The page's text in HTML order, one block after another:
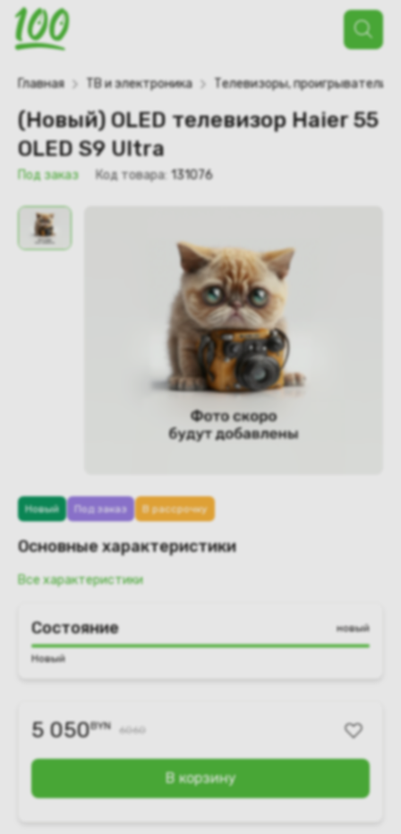
Поиск
товаров
Главная ТВ и электроника Телевизоры, проигрыватели
(Новый) OLED телевизор Haier 55
OLED S9 Ultra
Под заказ Код товара: 131076
Новый Под заказ В рассрочку
Основные характеристики
Все характеристики
Состояние новый
Новый
5 050BYN 6060
В корзину